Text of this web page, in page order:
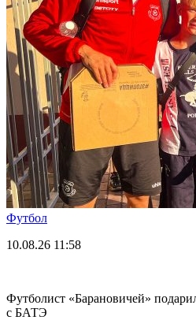
Футбол
10.08.26 11:58
Футболист «Барановичей»
с БАТЭ